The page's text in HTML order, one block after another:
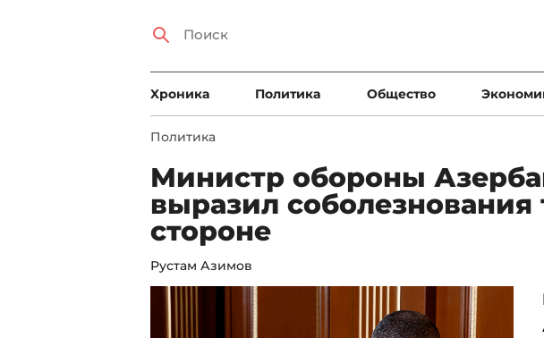
Xроника Политика Общество
Политика
Министр обороны
выразил соболезнования
стороне
Рустам Азимов